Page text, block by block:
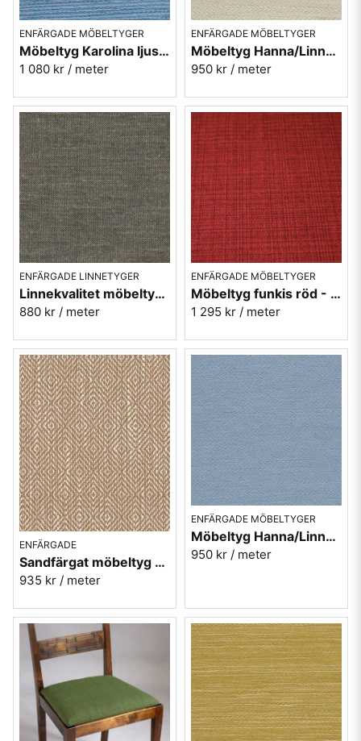
ENFÄRGADE MÖBELTYGER
Möbeltyg Karolina ljusblå nr.51 - Carl Malmstens-kvalitet
1 080 kr / meter
ENFÄRGADE MÖBELTYGER
Möbeltyg Hanna/Linnea beige nr.05 - Carl Malmstens-kvalitet
950 kr / meter
ENFÄRGADE LINNETYGER
Linnekvalitet möbeltyg - svart/oblekt 1001-98 Berghem
880 kr / meter
ENFÄRGADE MÖBELTYGER
Möbeltyg funkis röd - Rouge - Funk nr.9405
1 295 kr / meter
ENFÄRGADE
Sandfärgat möbeltyg med gåsögon - Magdalena nr.26
935 kr / meter
ENFÄRGADE MÖBELTYGER
Möbeltyg Hanna/Linnea blå nr.55 - Carl Malmstens-kvalitet
950 kr / meter